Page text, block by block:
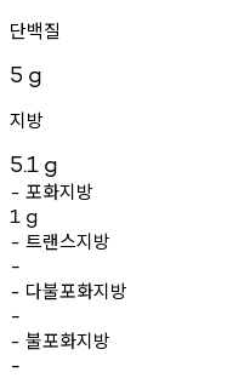
단백질
5 g
지방
5.1 g
- 포화지방
1 g
- 트랜스지방
-
- 다불포화지방
-
- 불포화지방
-